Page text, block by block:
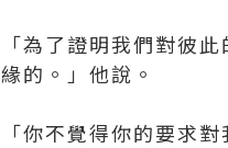
「為了證明我們對彼
緣的。」他說。
「你不覺得你的要求